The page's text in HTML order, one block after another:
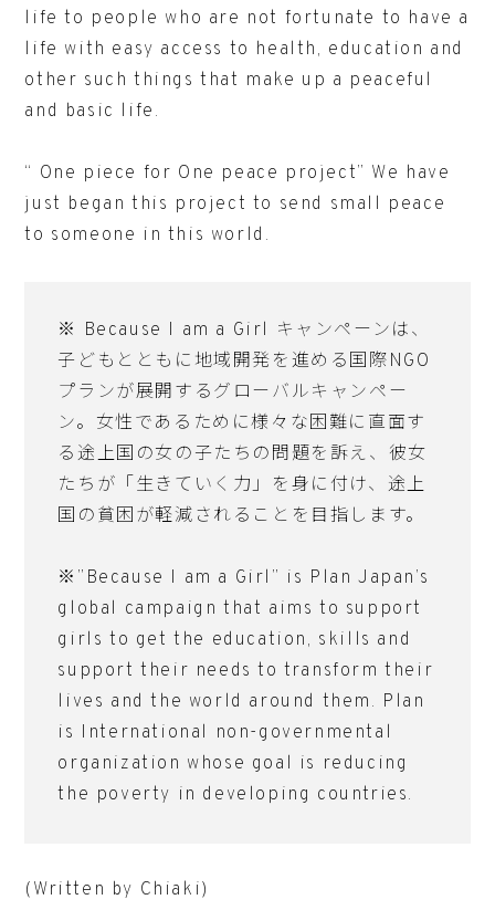
life to people who are not fortunate to have a
life with easy access to health, education and
other such things that make up a peaceful
and basic life.
“ One piece for One peace project” We have
just began this project to send small peace
to someone in this world.
※ Because I am a Girl キャンペーンは、
子どもとともに地域開発を進める国際NGO
プランが展開するグローバルキャンペー
ン。女性であるために様々な困難に直面す
る途上国の女の子たちの問題を訴え、彼女
たちが「生きていく力」を身に付け、途上
国の貧困が軽減されることを目指します。
※”Because I am a Girl” is Plan Japan’s
global campaign that aims to support
girls to get the education, skills and
support their needs to transform their
lives and the world around them. Plan
is International non-governmental
organization whose goal is reducing
the poverty in developing countries.
(Written by Chiaki)